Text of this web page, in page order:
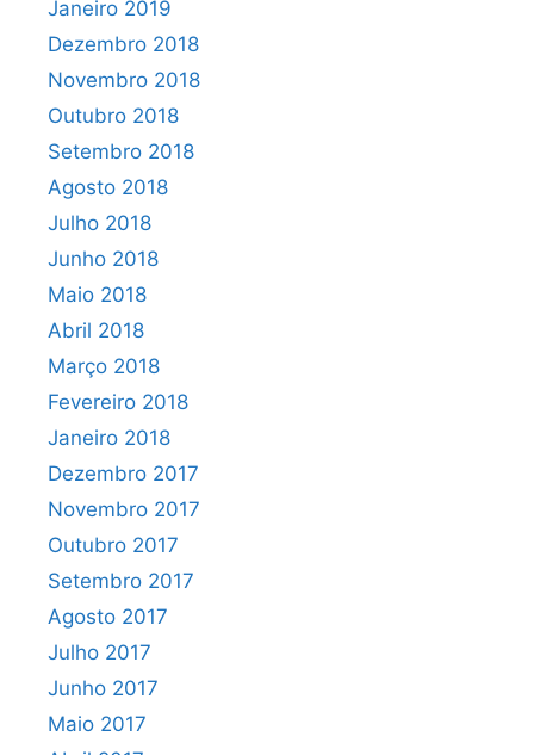
Janeiro 2019
Dezembro 2018
Novembro 2018
Outubro 2018
Setembro 2018
Agosto 2018
Julho 2018
Junho 2018
Maio 2018
Abril 2018
Março 2018
Fevereiro 2018
Janeiro 2018
Dezembro 2017
Novembro 2017
Outubro 2017
Setembro 2017
Agosto 2017
Julho 2017
Junho 2017
Maio 2017